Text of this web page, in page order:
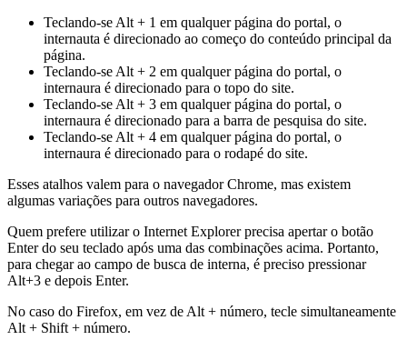
Teclando-se Alt + 1 em qualquer página do portal, o
internauta é direcionado ao começo do conteúdo principal da
página.
Teclando-se Alt + 2 em qualquer página do portal, o
internaura é direcionado para o topo do site.
Teclando-se Alt + 3 em qualquer página do portal, o
internaura é direcionado para a barra de pesquisa do site.
Teclando-se Alt + 4 em qualquer página do portal, o
internaura é direcionado para o rodapé do site.
Esses atalhos valem para o navegador Chrome, mas existem
algumas variações para outros navegadores.
Quem prefere utilizar o Internet Explorer precisa apertar o botão
Enter do seu teclado após uma das combinações acima. Portanto,
para chegar ao campo de busca de interna, é preciso pressionar
Alt+3 e depois Enter.
No caso do Firefox, em vez de Alt + número, tecle simultaneamente
Alt + Shift + número.